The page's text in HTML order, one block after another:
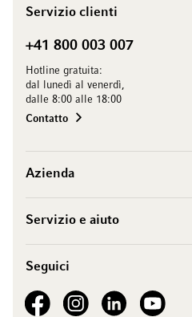
Servizio clienti
+41 800 003 007
Hotline gratuita:
dal lunedì al venerdì,
dalle 8:00 alle 18:00
Contatto
Azienda
Servizio e aiuto
Seguici
See our FacebookSee our Instagram account
See our LinkedIn
See our